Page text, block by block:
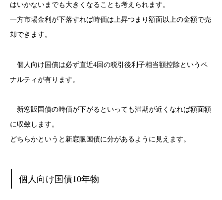
はいかないまでも大きくなることも考えられます。
一方市場金利が下落すれば時価は上昇つまり額面以上の金額で売
却できます。
個人向け国債は必ず直近4回の税引後利子相当額控除というペ
ナルティが有ります。
新窓販国債の時価が下がるといっても満期が近くなれば額面額
に収斂します。
どちらかというと新窓販国債に分があるように見えます。
個人向け国債10年物